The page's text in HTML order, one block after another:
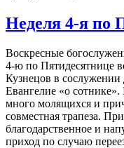
Неделя 4-я по
Воскресные
4-ю по Пятидесятнице
Кузнецов в
Евангелие «о
много молящихся и
совместная трапеза.
благодарственное и
приход по случаю